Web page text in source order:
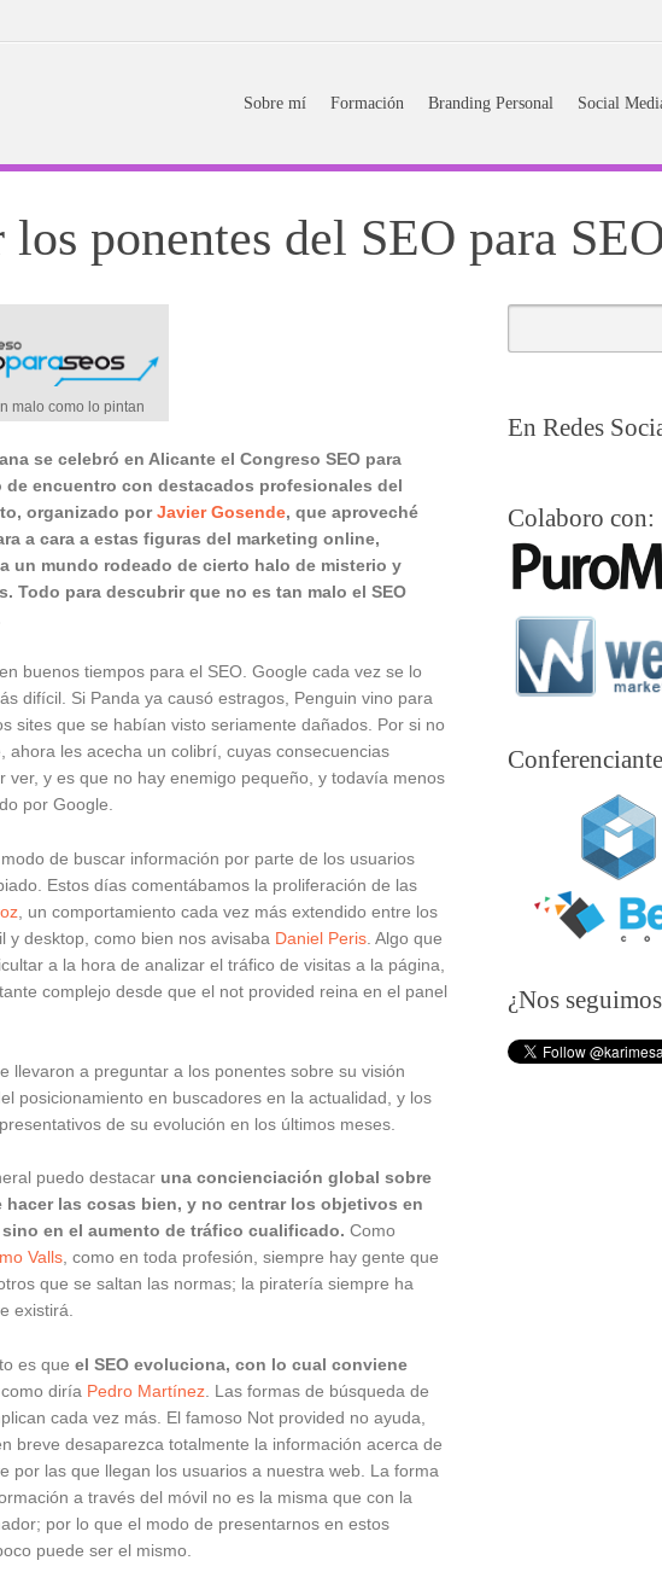
Sobre mí Formación Branding Personal Social
ponentes del SEO para
malo como lo pintan
se celebró en Alicante el Congreso SEO para
de encuentro con destacados profesionales del
organizado porJavier Gosende, que aproveché
a cara a estas figuras del marketing online,
un mundo rodeado de cierto halo de misterio y
Todo para descubrir que no es tan malo el SEO
buenos tiempos para el SEO. Google cada vez se lo
difícil. Si Panda ya causó estragos, Penguin vino para
sites que se habían visto seriamente dañados. Por si no
ahora les acecha un colibrí, cuyas consecuencias
ver, y es que no hay enemigo pequeño, y todavía menos
por Google.
de buscar información por parte de los usuarios
Estos días comentábamos la proliferación de las
, un comportamiento cada vez más extendido entre los
y desktop, como bien nos avisaba Daniel Peris . Algo que
a la hora de analizar el tráfico de visitas a la página,
complejo desde que el not provided reina en el panel
llevaron a preguntar a los ponentes sobre su visión
posicionamiento en buscadores en la actualidad, y los
de su evolución en los últimos meses.
puedo destacar una concienciación global sobre
hacer las cosas bien, y no centrar los objetivos en
en el aumento de tráfico cualificado. Como
Valls, como en toda profesión, siempre hay gente que
que se saltan las normas; la piratería siempre ha
existirá.
es queel SEO evoluciona, con lo cual conviene
como diría Pedro Martínez . Las formas de búsqueda de
cada vez más. El famoso Not provided no ayuda,
breve desaparezca totalmente la información acerca de
por las que llegan los usuarios a nuestra web. La forma
a través del móvil no es la misma que con la
por lo que el modo de presentarnos en estos
puede ser el mismo.
En Redes
Colaboro con:
¿Nos